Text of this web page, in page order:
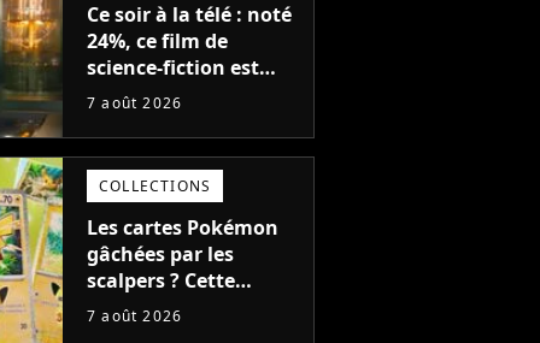
Ce soir à la télé : noté
24%, ce film de
science-fiction est
complètement raté,
encore pire à cause de
son acteur
7 août 2026
COLLECTIONS
Les cartes Pokémon
gâchées par les
scalpers ? Cette
technique géniale
7 août 2026